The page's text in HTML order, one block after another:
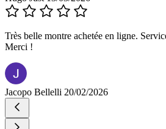
Très belle montre achetée en ligne.
Merci !
Jacopo Bellelli 20/02/2026